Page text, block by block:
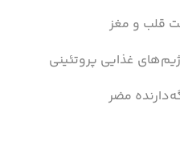
قلب و مغز
غذایی پروتئینی
مضر